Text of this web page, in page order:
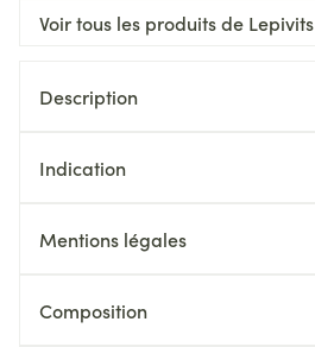
Voir tous les produits de Lepivits
Description
Indication
Mentions légales
Composition